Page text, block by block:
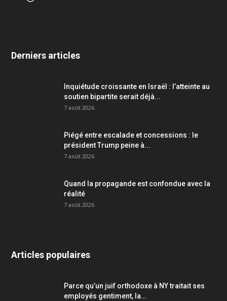
Derniers articles
Inquiétude croissante en Israël : l’atteinte au
soutien bipartite serait déjà...
7 août 2026
Piégé entre escalade et concessions : le
président Trump peine à...
7 août 2026
Quand la propagande est confondue avec la
réalité
7 août 2026
Articles populaires
Parce qu’un juif orthodoxe à NY traitait ses
employés gentiment, la...